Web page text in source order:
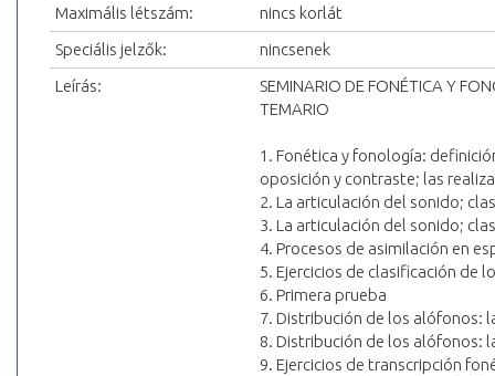
Maximális létszám:
nincs korlát
Speciális jelzők:
nincsenek
Leírás:
SEMINARIO DE FONÉTICA Y
TEMARIO
1. Fonética y fonología:
oposición y contraste; las
2. La articulación del sonido;
3. La articulación del sonido;
4. Procesos de asimilación en
5. Ejercicios de clasificación de
6. Primera prueba
7. Distribución de los alófonos:
8. Distribución de los alófonos:
9. Ejercicios de transcripción